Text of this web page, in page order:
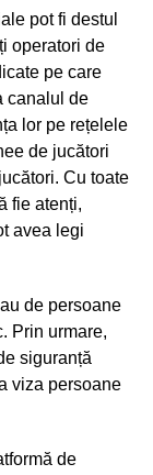
pot fi destul
operatori de
pe care
canalul de
lor pe rețelele
de jucători
Cu toate
fie atenți,
avea legi
de persoane
Prin urmare,
siguranță
viza persoane
de